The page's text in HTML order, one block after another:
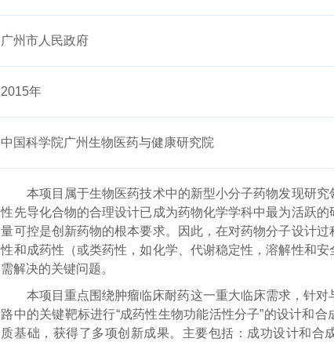
广州市人民政府
2015年
中国科学院广州生物医药与健康研究院
本项目属于生物医药技术中的新型小分子药物发现研
性先导化合物的合理设计已成为药物化学学科中最为活跃
量可控是创新药物的根本要求。因此，在对药物分子设计
性和成药性（或类药性，如化学、代谢稳定性，溶解性和
需解决的关键问题。
本项目 重点围绕肿瘤临床耐药这一重大临床需求 ，针对
路中的关键靶标进行“成药性生物功能活性分子”的设计和
质基础，获得了多项创新成果。主要包括： 成功设计和合